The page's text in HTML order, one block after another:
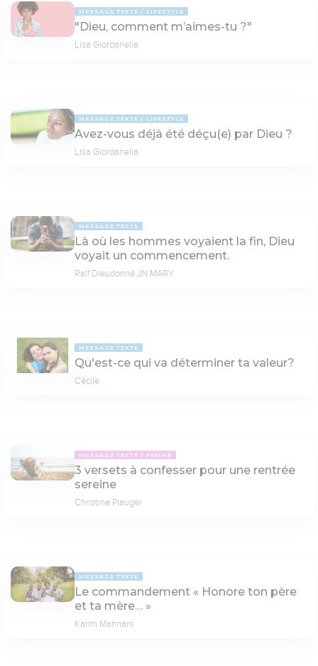
MESSAGE TEXTE LIFESTYLE
"Dieu, comment m’aimes-tu ?"
Lisa Giordanella
MESSAGE TEXTE LIFESTYLE
Avez-vous déjà été déçu(e) par Dieu ?
Lisa Giordanella
MESSAGE TEXTE
Là où les hommes voyaient la fin, Dieu
voyait un commencement.
Ralf Dieudonné JN MARY
MESSAGE TEXTE
Qu'est-ce qui va déterminer ta valeur?
Cécile .
MESSAGE TEXTE FEMME
3 versets à confesser pour une rentrée
sereine
Christine Piauger
MESSAGE TEXTE
Le commandement « Honore ton père
et ta mère… »
Karim Mahnani